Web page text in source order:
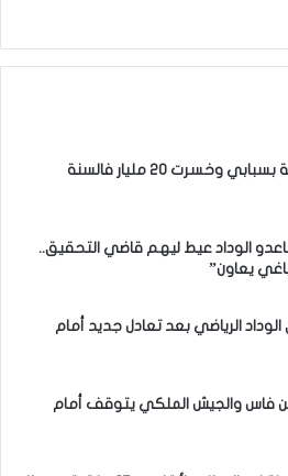
أيت منا: “الوداد اليوم عايشة بسبابي وخسرت 20 مليار فالسنة
الوداد عيط ليهم قاضي التحقيق..
يعاون”
الوداد الرياضي بعد تعادل جديد أمام
فاس والجيش الملكي يتوقف أمام